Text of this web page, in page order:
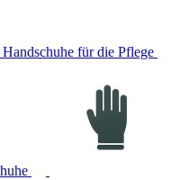
Handschuhe für die Pflege